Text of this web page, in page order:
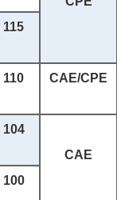
115
110 CAE/CPE
104
CAE
100